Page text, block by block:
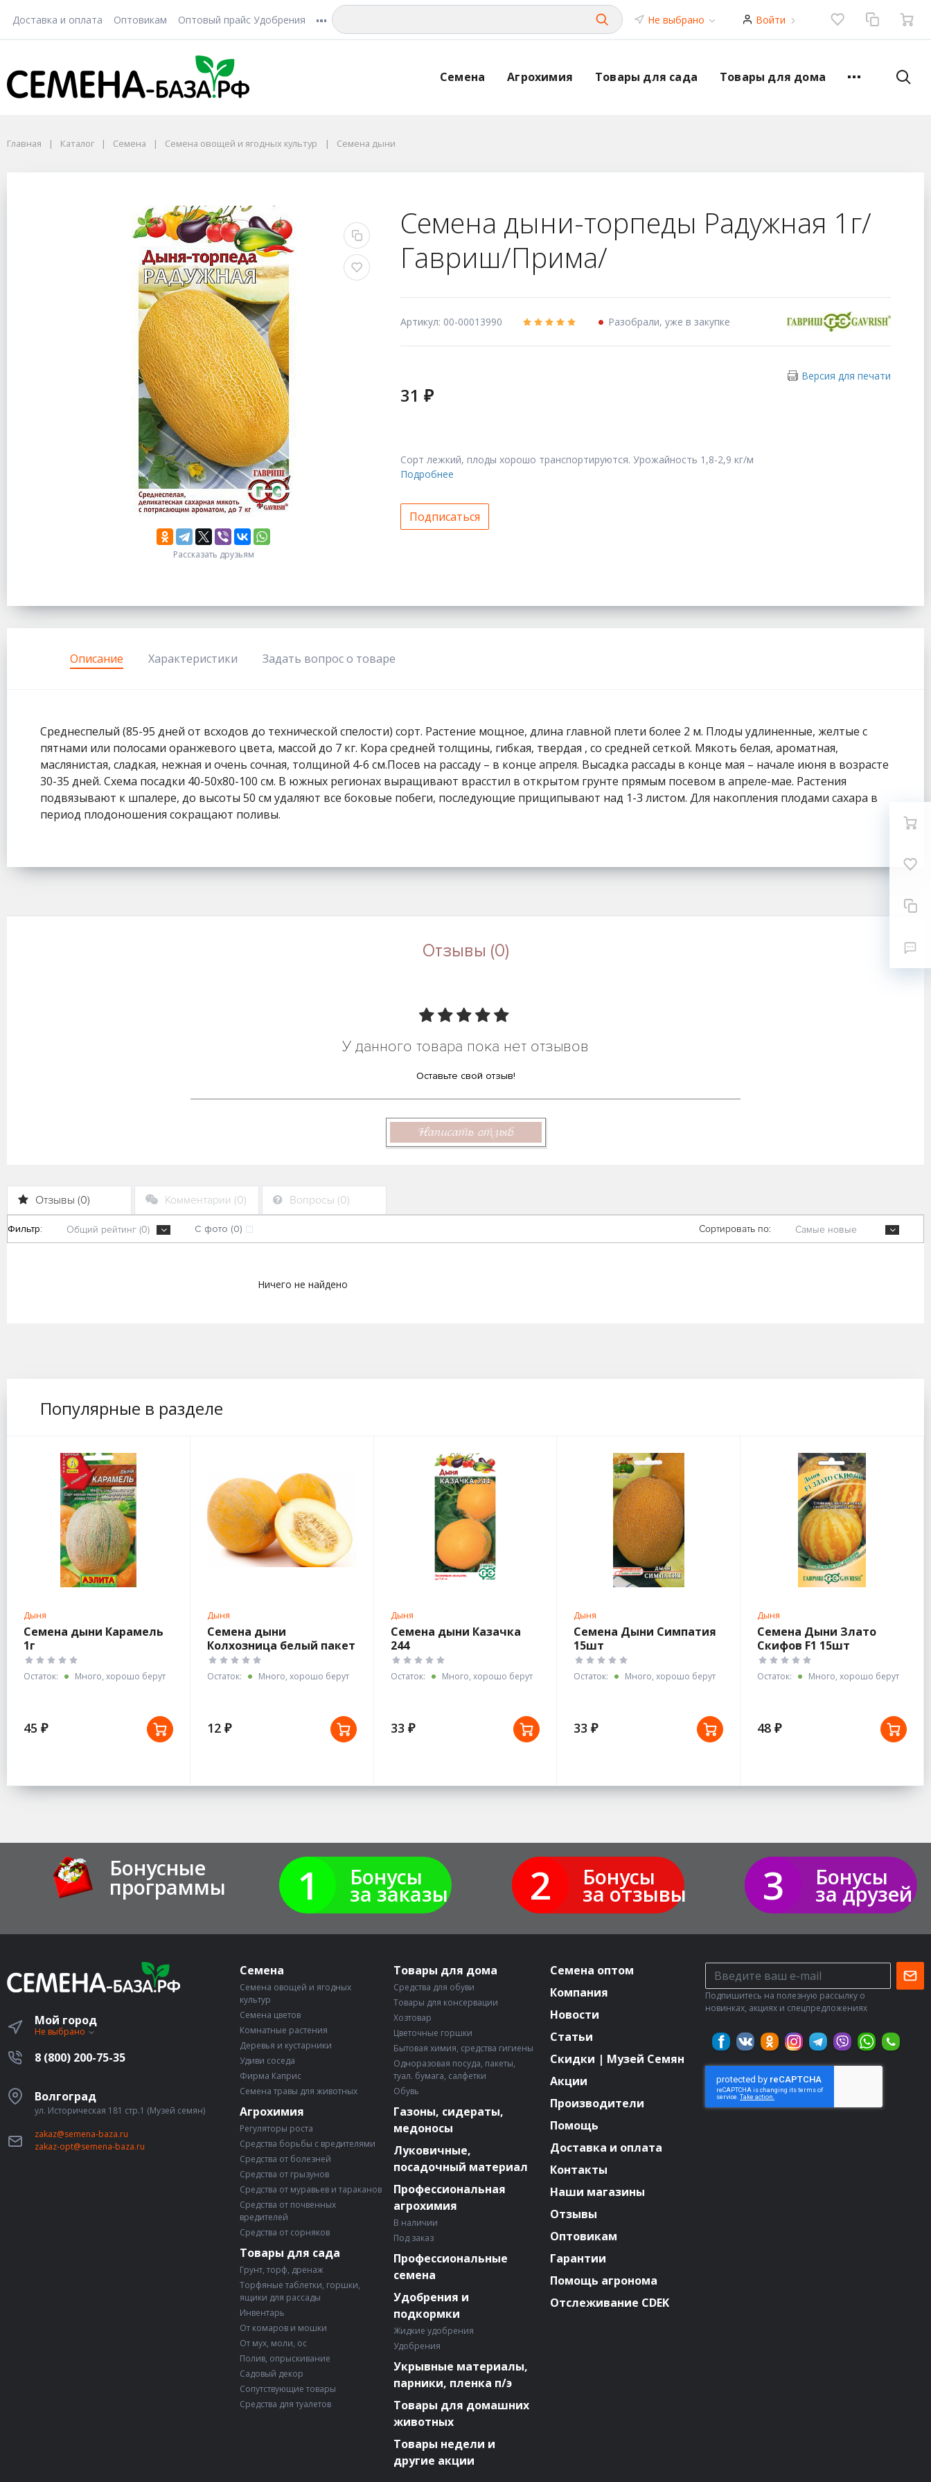
Доставка и оплата Оптовикам Оптовый прайс Удобрения Не выбрано Войти
Семена Агрохимия Товары для сада Товары для дома
Главная Каталог Семена Семена овощей и ягодных культур Семена дыни
Рассказать друзьям
Семена дыни-торпеды Радужная 1г/
Гавриш/Прима/
Артикул: 00-00013990 Разобрали, уже в закупке
Версия для печати
31 ₽
Сорт лежкий, плоды хорошо транспортируются. Урожайность 1,8-2,9 кг/м
Подробнее
Подписаться
Описание Характеристики Задать вопрос о товаре
Среднеспелый (85-95 дней от всходов до технической спелости) сорт. Растение мощное, длина главной плети более 2 м. Плоды удлиненные, желтые с
пятнами или полосами оранжевого цвета, массой до 7 кг. Кора средней толщины, гибкая, твердая , со средней сеткой. Мякоть белая, ароматная,
маслянистая, сладкая, нежная и очень сочная, толщиной 4-6 см.Посев на рассаду – в конце апреля. Высадка рассады в конце мая – начале июня в возрасте
30-35 дней. Схема посадки 40-50х80-100 см. В южных регионах выращивают врасстил в открытом грунте прямым посевом в апреле-мае. Растения
подвязывают к шпалере, до высоты 50 см удаляют все боковые побеги, последующие прищипывают над 1-3 листом. Для накопления плодами сахара в
период плодоношения сокращают поливы.
Отзывы (0)
У данного товара пока нет отзывов
Оставьте свой отзыв!
Написать отзыв
Отзывы (0) Комментарии (0) Вопросы (0)
Фильтр: Общий рейтинг (0) С фото (0) Сортировать по: Самые новые
Ничего не найдено
Популярные в разделе
Дыня
Семена дыни Карамель
1г
Остаток: Много, хорошо берут
45 ₽
Дыня
Семена дыни
Колхозница белый пакет
0,5г с евроотв
Остаток: Много, хорошо берут
12 ₽
Дыня
Семена дыни Казачка
244
Остаток: Много, хорошо берут
33 ₽
Дыня
Семена Дыни Симпатия
15шт
Остаток: Много, хорошо берут
33 ₽
Дыня
Семена Дыни Злато
Скифов F1 15шт
Остаток: Много, хорошо берут
48 ₽
Бонусные
программы 1 Бонусы
за заказы 2 Бонусы
за отзывы 3 Бонусы
за друзей
Мой город
Не выбрано
8 (800) 200-75-35
Волгоград
ул. Историческая 181 стр.1 (Музей семян)
zakaz@semena-baza.ru
zakaz-opt@semena-baza.ru
Семена
Семена овощей и ягодных
культур
Семена цветов
Комнатные растения
Деревья и кустарники
Удиви соседа
Фирма Каприс
Семена травы для животных
Агрохимия
Регуляторы роста
Средства борьбы с вредителями
Средства от болезней
Средства от грызунов
Средства от муравьев и тараканов
Средства от почвенных
вредителей
Средства от сорняков
Товары для сада
Грунт, торф, дренаж
Торфяные таблетки, горшки,
ящики для рассады
Инвентарь
От комаров и мошки
От мух, моли, ос
Полив, опрыскивание
Садовый декор
Сопутствующие товары
Средства для туалетов
Товары для дома
Средства для обуви
Товары для консервации
Хозтовар
Цветочные горшки
Бытовая химия, средства гигиены
Одноразовая посуда, пакеты,
туал. бумага, салфетки
Обувь
Газоны, сидераты,
медоносы
Луковичные,
посадочный материал
Профессиональная
агрохимия
В наличии
Под заказ
Профессиональные
семена
Удобрения и
подкормки
Жидкие удобрения
Удобрения
Укрывные материалы,
парники, пленка п/э
Товары для домашних
животных
Товары недели и
другие акции
Семена оптом
Компания
Новости
Статьи
Скидки | Музей Семян
Акции
Производители
Помощь
Доставка и оплата
Контакты
Наши магазины
Отзывы
Оптовикам
Гарантии
Помощь агронома
Отслеживание CDEK
Подпишитесь на полезную рассылку о
новинках, акциях и спецпредложениях